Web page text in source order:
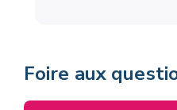
Foire aux